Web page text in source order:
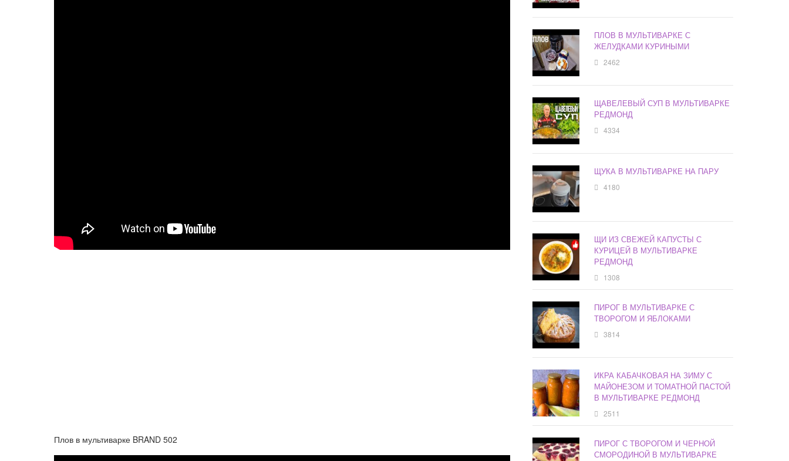
Плов в мультиварке BRAND 502
ПЛОВ В МУЛЬТИВАРКЕ С
ЖЕЛУДКАМИ КУРИНЫМИ
2462
ЩАВЕЛЕВЫЙ СУП В МУЛЬТИВАРКЕ
РЕДМОНД
4334
ЩУКА В МУЛЬТИВАРКЕ НА ПАРУ
4180
ЩИ ИЗ СВЕЖЕЙ КАПУСТЫ С
КУРИЦЕЙ В МУЛЬТИВАРКЕ
РЕДМОНД
1308
ПИРОГ В МУЛЬТИВАРКЕ С
ТВОРОГОМ И ЯБЛОКАМИ
3814
ИКРА КАБАЧКОВАЯ НА ЗИМУ С
МАЙОНЕЗОМ И ТОМАТНОЙ ПАСТОЙ
В МУЛЬТИВАРКЕ РЕДМОНД
2511
ПИРОГ С ТВОРОГОМ И ЧЕРНОЙ
СМОРОДИНОЙ В МУЛЬТИВАРКЕ